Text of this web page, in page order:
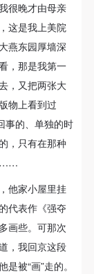
雄心的，也
组合起来的
的外光效果，
强夺泸定
一个例子，
年代同类描
很晚才由母亲
这是我上美院
燕东园厚墙深
，那是我第一
，又把两张大
物上看到过
事的、单独的时
，只有在那种
……
他家小屋里挂
代表作《强夺
画些。可那次
，我回京这段
被“画”走的。
将不承担相
应的法律条
应的法律责
人员及活
活动中所涉
设施，若参
材料及配
造成相应工
与活动者应
的经济损
不承担人身
将不承担相
应的法律条
应的法律责
人员及活
活动中所涉
设施，若参
材料及配
造成相应工
与活动者应
的经济损
不承担人身
将不承担相
应的法律条
应的法律责
人员及活
活动中所涉
设施，若参
材料及配
造成相应工
与活动者应
的经济损
不承担人身